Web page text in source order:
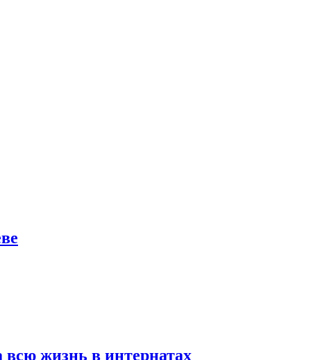
всю жизнь в интернатах